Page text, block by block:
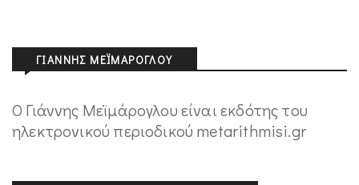
ΓΙΆΝΝΗΣ ΜΕΪΜΆΡΟΓΛΟΥ
Ο Γιάννης Μεϊμάρογλου είναι εκδότης του
ηλεκτρονικού περιοδικού metarithmisi.gr